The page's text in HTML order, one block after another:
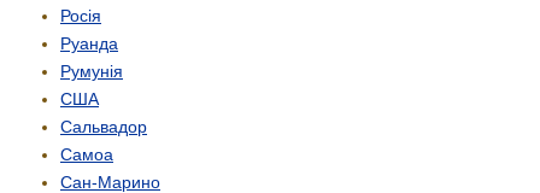
Росія
Руанда
Румунія
США
Сальвадор
Самоа
Сан-Марино